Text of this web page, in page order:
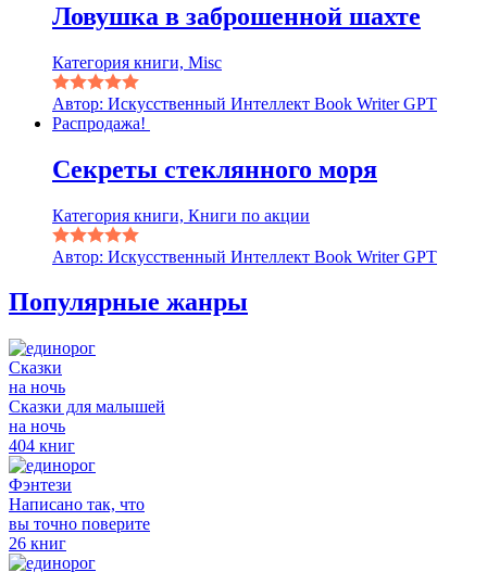
Ловушка в заброшенной шахте
Категория книги, Misc
Автор: Искусственный Интеллект Book Writer GPT
Распродажа!
Секреты стеклянного моря
Категория книги, Книги по акции
Автор: Искусственный Интеллект Book Writer GPT
Популярные жанры
Сказки
на ночь
Сказки для малышей
на ночь
404 книг
Фэнтези
Написано так, что
вы точно поверите
26 книг